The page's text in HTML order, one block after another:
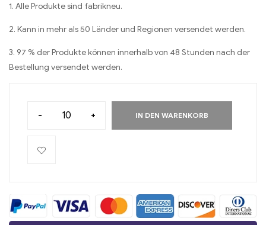
1. Alle Produkte sind fabrikneu.
2. Kann in mehr als 50 Länder und Regionen versendet werden.
3. 97 % der Produkte können innerhalb von 48 Stunden nach der
Bestellung versendet werden.
- + IN DEN WARENKORB